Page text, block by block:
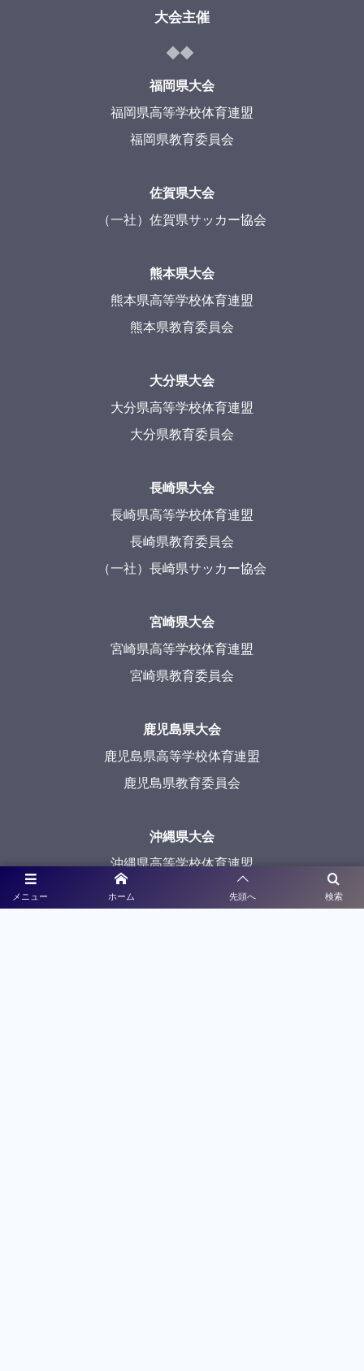
メニュー 検索
ホーム 先頭へ
大会主催
福岡県大会
福岡県高等学校体育連盟
福岡県教育委員会
佐賀県大会
（一社）佐賀県サッカー協会
熊本県大会
熊本県高等学校体育連盟
熊本県教育委員会
大分県大会
大分県高等学校体育連盟
大分県教育委員会
長崎県大会
長崎県高等学校体育連盟
長崎県教育委員会
（一社）長崎県サッカー協会
宮崎県大会
宮崎県高等学校体育連盟
宮崎県教育委員会
鹿児島県大会
鹿児島県高等学校体育連盟
鹿児島県教育委員会
沖縄県大会
沖縄県高等学校体育連盟
沖縄県教育委員会